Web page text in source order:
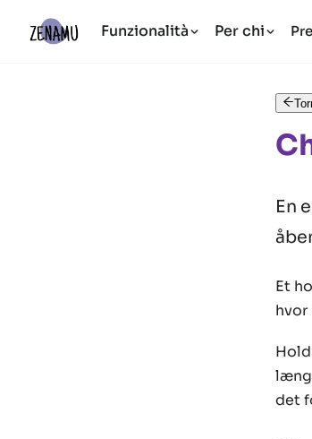
Funzionalità Per chi
En
Et
det